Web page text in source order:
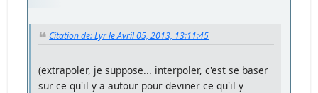
Citation de: Lyr le Avril 05, 2013, 13:11:45
(extrapoler, je suppose... interpoler, c'est se baser
sur ce qu'il y a autour pour deviner ce qu'il y